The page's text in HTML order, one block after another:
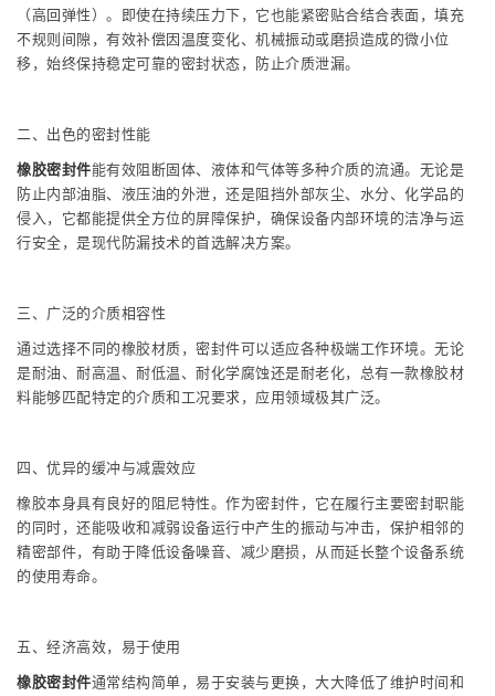
（高回弹性）。即使在持续压力下，它也能紧密贴合结合表面，填充
不规则间隙，有效补偿因温度变化、机械振动或磨损造成的微小位
移，始终保持稳定可靠的密封状态，防止介质泄漏。
二、出色的密封性能
橡胶密封件能有效阻断固体、液体和气体等多种介质的流通。无论是
防止内部油脂、液压油的外泄，还是阻挡外部灰尘、水分、化学品的
侵入，它都能提供全方位的屏障保护，确保设备内部环境的洁净与运
行安全，是现代防漏技术的首选解决方案。
三、广泛的介质相容性
通过选择不同的橡胶材质，密封件可以适应各种极端工作环境。无论
是耐油、耐高温、耐低温、耐化学腐蚀还是耐老化，总有一款橡胶材
料能够匹配特定的介质和工况要求，应用领域极其广泛。
四、优异的缓冲与减震效应
橡胶本身具有良好的阻尼特性。作为密封件，它在履行主要密封职能
的同时，还能吸收和减弱设备运行中产生的振动与冲击，保护相邻的
精密部件，有助于降低设备噪音、减少磨损，从而延长整个设备系统
的使用寿命。
五、经济高效，易于使用
橡胶密封件通常结构简单，易于安装与更换，大大降低了维护时间和